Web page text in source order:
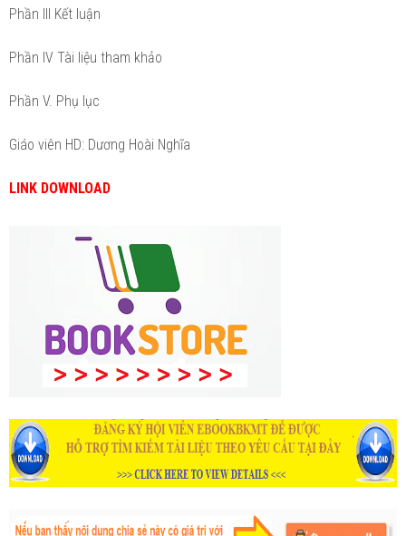
Phần III Kết luận
Phần IV Tài liệu tham khảo
Phần V. Phụ lục
Giáo viên HD: Dương Hoài Nghĩa
LINK DOWNLOAD